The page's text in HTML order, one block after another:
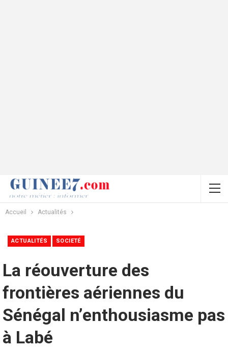
Accueil Actualités
ACTUALITÉS SOCIETÉ
La réouverture des
frontières aériennes du
Sénégal n’enthousiasme pas
à Labé